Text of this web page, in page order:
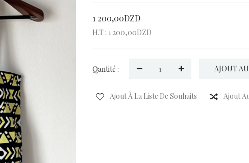
1 200,00DZD
H.T : 1 200,00DZD
Qantité : AJOUT
Ajout À La Liste De Souhaits Ajout